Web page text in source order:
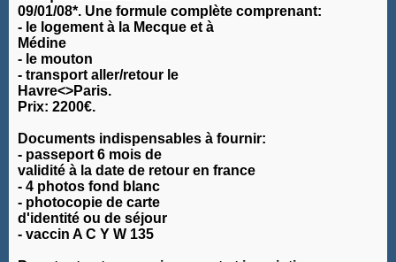
09/01/08*. Une formule complète comprenant:
- le logement à la Mecque et à
Médine
- le mouton
- transport aller/retour le
Havre<>Paris.
Prix: 2200€.
Documents indispensables à fournir:
- passeport 6 mois de
validité à la date de retour en france
- 4 photos fond blanc
- photocopie de carte
d'identité ou de séjour
- vaccin A C Y W 135